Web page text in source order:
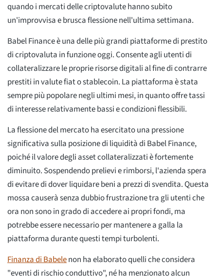
quando i mercati delle criptovalute hanno subito
un'improvvisa e brusca flessione nell'ultima settimana.
Babel Finance è una delle più grandi piattaforme di prestito
di criptovaluta in funzione oggi. Consente agli utenti di
collateralizzare le proprie risorse digitali al fine di contrarre
prestiti in valute fiat o stablecoin. La piattaforma è stata
sempre più popolare negli ultimi mesi, in quanto offre tassi
di interesse relativamente bassi e condizioni flessibili.
La flessione del mercato ha esercitato una pressione
significativa sulla posizione di liquidità di Babel Finance,
poiché il valore degli asset collateralizzati è fortemente
diminuito. Sospendendo prelievi e rimborsi, l'azienda spera
di evitare di dover liquidare beni a prezzi di svendita. Questa
mossa causerà senza dubbio frustrazione tra gli utenti che
ora non sono in grado di accedere ai propri fondi, ma
potrebbe essere necessario per mantenere a galla la
piattaforma durante questi tempi turbolenti.
Finanza di Babelenon ha elaborato quelli che considera
"eventi di rischio conduttivo", né ha menzionato alcun